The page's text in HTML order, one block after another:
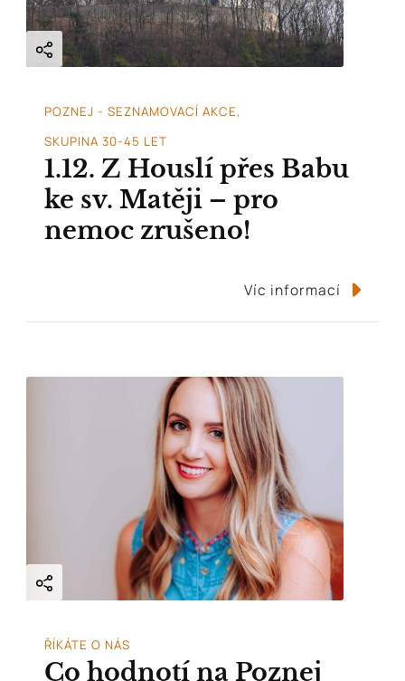
POZNEJ - SEZNAMOVACÍ AKCE
SKUPINA 30-45 LET
1.12. Z Houslí přes Babu
ke sv. Matěji – pro
nemoc zrušeno!
Víc informací
ŘÍKÁTE O NÁS
Co hodnotí na Poznej